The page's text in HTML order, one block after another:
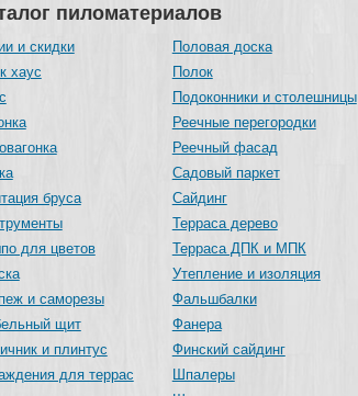
пиломатериалов
и скидки
хаус
бруса
для цветов
и саморезы
щит
и плинтус
для террас
Половая доска
Полок
Подоконники и столешницы
Реечные перегородки
Реечный фасад
Садовый паркет
Сайдинг
Терраса дерево
Терраса ДПК и МПК
Утепление и изоляция
Фальшбалки
Фанера
Финский сайдинг
Шпалеры